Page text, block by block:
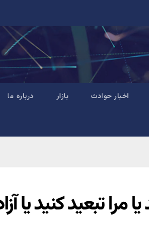
اخبار حوادث بازار درباره ما
مرا تبعید کنید یا